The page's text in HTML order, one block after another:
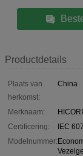
Productdetails
Plaats van
herkomst:
China
Merknaam:
Certificering:
IEC
Modelnummer: